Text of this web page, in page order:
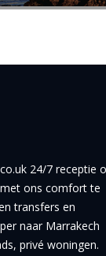
24/7 receptie
ons comfort te
transfers en
naar Marrakech
privé woningen.